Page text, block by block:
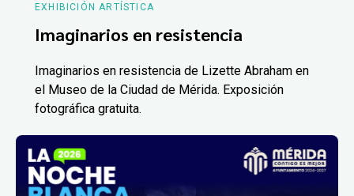
EXHIBICIÓN ARTÍSTICA
Imaginarios en resistencia
Imaginarios en resistencia de Lizette Abraham en
el Museo de la Ciudad de Mérida. Exposición
fotográfica gratuita.